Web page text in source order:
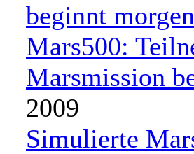
beginnt morgen
Mars500:
Marsmission
2009
Simulierte